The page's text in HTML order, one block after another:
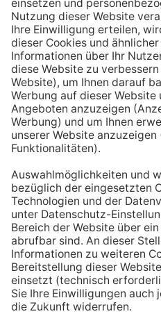
den Tag zu starten, solltest
Aufstehen ein großes Glas
zum Beispiel eine Flasche
Bett, damit du dieses kleine
durchführen kannst.
Tipp #3: Vor und
ein Glas Wasser
Dadurch verknüpfst du das
einer Mahlzeit trinken,
Produktion von
das Trinken während des
Tipp #4: Peppe dein
Wenn dir der Geschmack
nicht reichen sollte, dann
einfachen Mitteln verfeinern.